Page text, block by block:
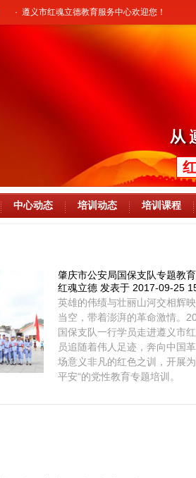
· 遵义市红魂立德教育服务中心欢迎您！
中心动态 培训动态 培训课程
肇庆市公安局国保支队专题教
红魂立德 发表于 2017-09-25
英雄的伟绩与壮丽山河交相辉
当空，带着澎湃的革命激情。
国保支队一行学员走进遵义市
员追随着伟人足迹，奔向中国
场意义非凡的红色之训，开展
平安“的党性教育专题培训。